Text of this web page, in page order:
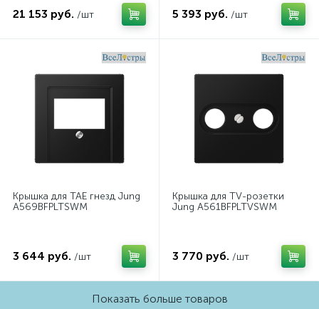
21 153 руб. /шт 5 393 руб. /шт
Крышка для ТАЕ гнезд Jung
A569BFPLTSWM
3 644 руб. /шт
Крышка для TV-розетки
Jung A561BFPLTVSWM
3 770 руб. /шт
Показать больше товаров